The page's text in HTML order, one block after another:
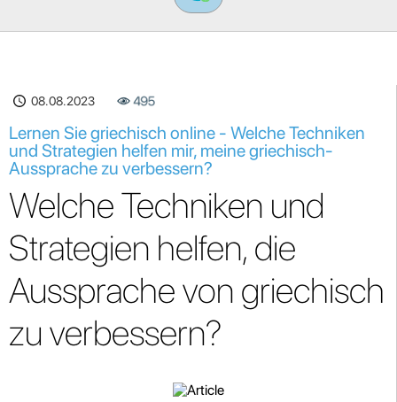
08.08.2023 495
Lernen Sie griechisch online - Welche Techniken
und Strategien helfen mir, meine griechisch-
Aussprache zu verbessern?
Welche Techniken und
Strategien helfen, die
Aussprache von griechisch
zu verbessern?